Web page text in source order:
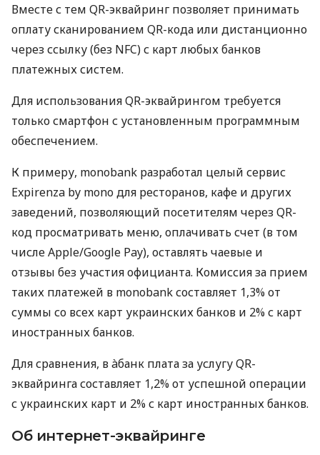
Вместе с тем QR-эквайринг позволяет принимать
оплату сканированием QR-кода или дистанционно
через ссылку (без NFC) с карт любых банков
платежных систем.
Для использования QR-эквайрингом требуется
только смартфон с установленным программным
обеспечением.
К примеру, monobank разработал целый сервис
Expirenza by mono для ресторанов, кафе и других
заведений, позволяющий посетителям через QR-
код просматривать меню, оплачивать счет (в том
числе Apple/Google Pay), оставлять чаевые и
отзывы без участия официанта. Комиссия за прием
таких платежей в monobank составляет 1,3% от
суммы со всех карт украинских банков и 2% с карт
иностранных банков.
Для сравнения, в àбанк плата за услугу QR-
эквайринга составляет 1,2% от успешной операции
с украинских карт и 2% с карт иностранных банков.
Об интернет-эквайринге